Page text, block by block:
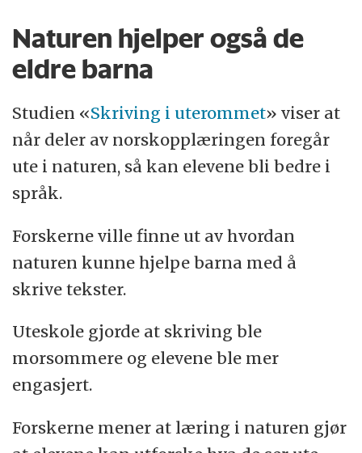
Naturen hjelper også de
eldre barna
Studien «Skriving i uterommet» viser at
når deler av norskopplæringen foregår
ute i naturen, så kan elevene bli bedre i
språk.
Forskerne ville finne ut av hvordan
naturen kunne hjelpe barna med å
skrive tekster.
Uteskole gjorde at skriving ble
morsommere og elevene ble mer
engasjert.
Forskerne mener at læring i naturen gjør